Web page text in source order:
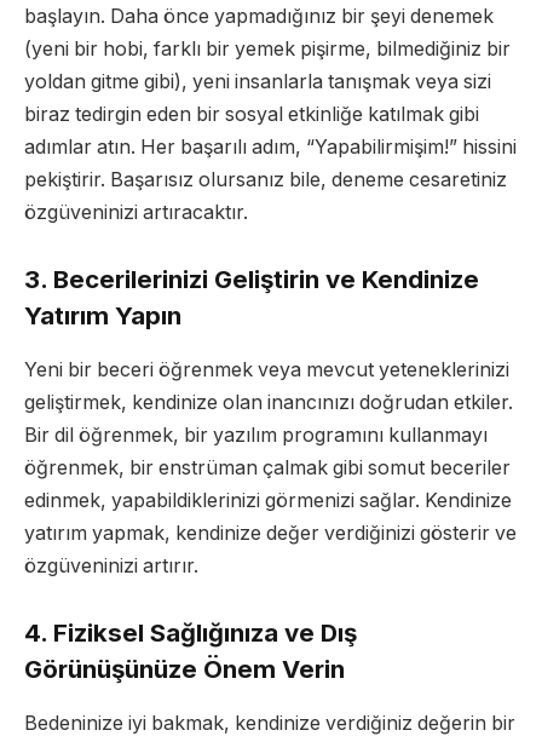
başlayın. Daha önce yapmadığınız bir şeyi denemek
(yeni bir hobi, farklı bir yemek pişirme, bilmediğiniz bir
yoldan gitme gibi), yeni insanlarla tanışmak veya sizi
biraz tedirgin eden bir sosyal etkinliğe katılmak gibi
adımlar atın. Her başarılı adım, “Yapabilirmişim!” hissini
pekiştirir. Başarısız olursanız bile, deneme cesaretiniz
özgüveninizi artıracaktır.
3. Becerilerinizi Geliştirin ve Kendinize
Yatırım Yapın
Yeni bir beceri öğrenmek veya mevcut yeteneklerinizi
geliştirmek, kendinize olan inancınızı doğrudan etkiler.
Bir dil öğrenmek, bir yazılım programını kullanmayı
öğrenmek, bir enstrüman çalmak gibi somut beceriler
edinmek, yapabildiklerinizi görmenizi sağlar. Kendinize
yatırım yapmak, kendinize değer verdiğinizi gösterir ve
özgüveninizi artırır.
4. Fiziksel Sağlığınıza ve Dış
Görünüşünüze Önem Verin
Bedeninize iyi bakmak, kendinize verdiğiniz değerin bir